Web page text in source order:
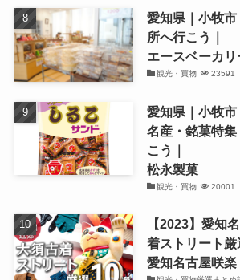
愛知県｜小牧
所へ行こう｜
エースベーカ
観光・買物 23591
愛知県｜小牧
名産・銘菓特
こう｜
松永製菓
観光・買物 20001
【2023】愛知
着ストリート厳
愛知名古屋咲